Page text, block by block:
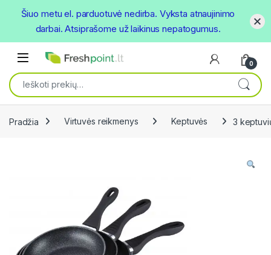
Open
0
Ieškoti:
Pradžia Virtuvės reikmenys Keptuvės 3
Šiuo metu el. parduotuvė nedirba. Vyksta atnaujinimo
darbai. Atsiprašome už laikinus nepatogumus.